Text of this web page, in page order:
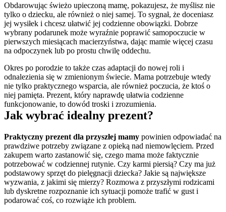
Obdarowując świeżo upieczoną mamę, pokazujesz, że myślisz nie
tylko o dziecku, ale również o niej samej. To sygnał, że doceniasz
jej wysiłek i chcesz ułatwić jej codzienne obowiązki. Dobrze
wybrany podarunek może wyraźnie poprawić samopoczucie w
pierwszych miesiącach macierzyństwa, dając mamie więcej czasu
na odpoczynek lub po prostu chwilę oddechu.
Okres po porodzie to także czas adaptacji do nowej roli i
odnalezienia się w zmienionym świecie. Mama potrzebuje wtedy
nie tylko praktycznego wsparcia, ale również poczucia, że ktoś o
niej pamięta. Prezent, który naprawdę ułatwia codzienne
funkcjonowanie, to dowód troski i zrozumienia.
Jak wybrać idealny prezent?
Praktyczny prezent dla przyszłej mamy powinien odpowiadać na
prawdziwe potrzeby związane z opieką nad niemowlęciem. Przed
zakupem warto zastanowić się, czego mama może faktycznie
potrzebować w codziennej rutynie. Czy karmi piersią? Czy ma już
podstawowy sprzęt do pielęgnacji dziecka? Jakie są największe
wyzwania, z jakimi się mierzy? Rozmowa z przyszłymi rodzicami
lub dyskretne rozpoznanie ich sytuacji pomoże trafić w gust i
podarować coś, co rozwiąże ich problem.